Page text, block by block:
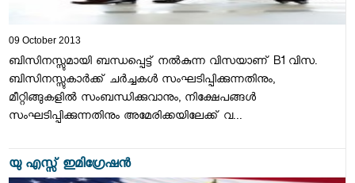
09 October 2013
ബിസിനസ്സുമായി ബന്ധപ്പെട്ട്‌ നല്‍കുന്ന വിസയാണ്‌ B1 വിസ.
ബിസിനസ്സുകാര്‍ക്ക്‌ ചര്‍ച്ചകള്‍ സംഘടിപ്പിക്കുന്നതിനും,
മീറ്റിങ്ങുകളില്‍ സംബന്ധിക്കുവാനും, നിക്ഷേപങ്ങള്‍
സംഘടിപ്പിക്കുന്നതിനും അമേരിക്കയിലേക്ക്‌ വ...
യു എസ്സ്‌ ഇമിഗ്രേഷന്‍